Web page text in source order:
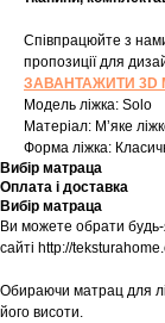
Співпрацюйте з
пропозиції для
ЗАВАНТАЖИТИ 3D
Модель ліжка: Solo
Матеріал: Мʼяке
Форма ліжка:
Вибір матраца
Оплата і доставка
Вибір матраца
Ви можете обрати
сайті http://
Обираючи матрац для
його висоти.